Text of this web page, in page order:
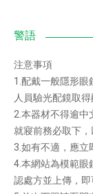
注意事項
1.配戴一般隱形
人員驗光配鏡取
2.本器材不得逾中
就寢前務必取下，
3.如有不適，應立
4.本網站為模範眼
認處方並上傳，即